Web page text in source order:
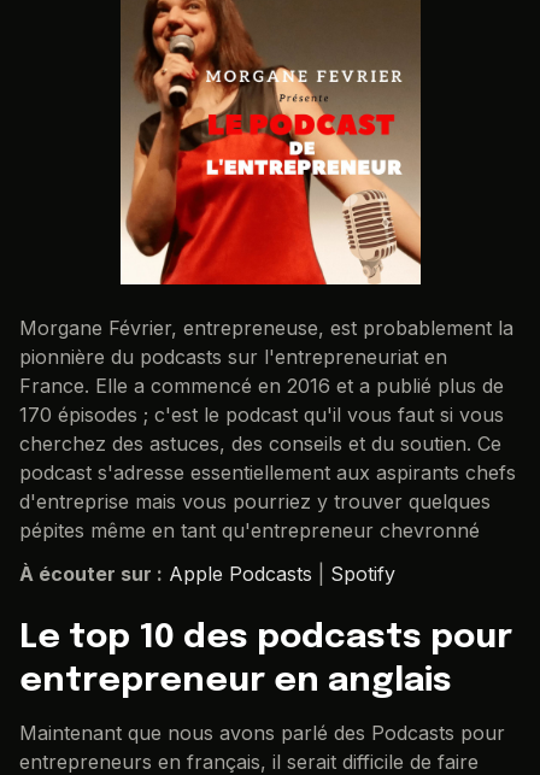
Morgane Février, entrepreneuse, est probablement la
pionnière du podcasts sur l'entrepreneuriat en
France. Elle a commencé en 2016 et a publié plus de
170 épisodes ; c'est le podcast qu'il vous faut si vous
cherchez des astuces, des conseils et du soutien. Ce
podcast s'adresse essentiellement aux aspirants chefs
d'entreprise mais vous pourriez y trouver quelques
pépites même en tant qu'entrepreneur chevronné
À écouter sur : Apple Podcasts Spotify
Le top 10 des podcasts pour
entrepreneur en anglais
Maintenant que nous avons parlé des Podcasts pour
entrepreneurs en français, il serait difficile de faire